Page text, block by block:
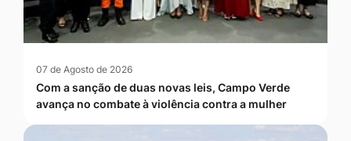
07 de Agosto de 2026
Com a sanção de duas novas leis, Campo Verde
avança no combate à violência contra a mulher